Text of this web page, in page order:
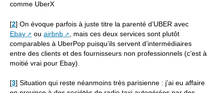
comme UberX
[2] On évoque parfois à juste titre la parenté d’UBER avec
Ebay
ou airbnb
, mais ces deux services sont plutôt
comparables à UberPop puisqu’ils servent d’intermédiaires
entre des clients et des fournisseurs non professionnels (c’est à
moitié vrai pour Ebay).
[3] Situation qui reste néanmoins très parisienne : j’ai eu affaire